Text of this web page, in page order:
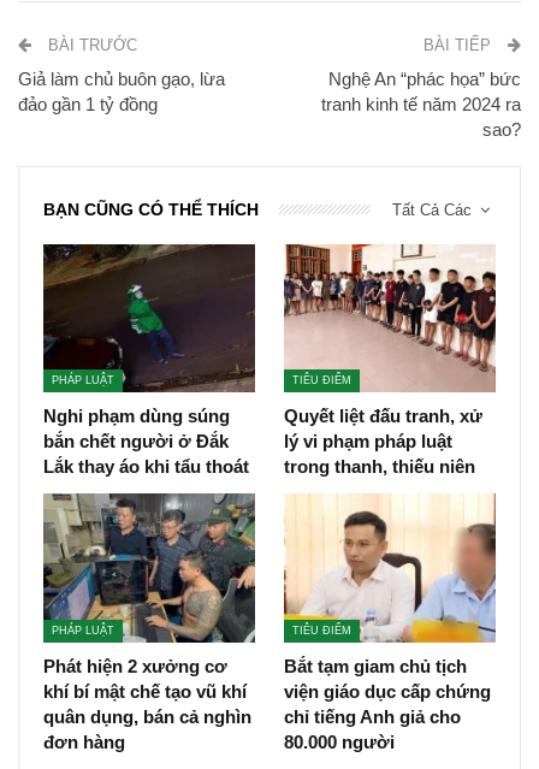
BÀI TRƯỚC
Giả làm chủ buôn gạo, lừa
đảo gần 1 tỷ đồng
BÀI TIẾP
Nghệ An “phác họa” bức
tranh kinh tế năm 2024 ra
sao?
Tất Cả Các
BẠN CŨNG CÓ THỂ THÍCH
PHÁP LUẬT
Nghi phạm dùng súng
bắn chết người ở Đắk
Lắk thay áo khi tẩu thoát
TIÊU ĐIỂM
Quyết liệt đấu tranh, xử
lý vi phạm pháp luật
trong thanh, thiếu niên
PHÁP LUẬT
Phát hiện 2 xưởng cơ
khí bí mật chế tạo vũ khí
quân dụng, bán cả nghìn
đơn hàng
TIÊU ĐIỂM
Bắt tạm giam chủ tịch
viện giáo dục cấp chứng
chỉ tiếng Anh giả cho
80.000 người